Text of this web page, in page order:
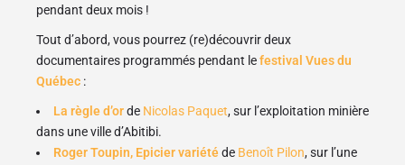
pendant deux mois !
Tout d’abord, vous pourrez (re)découvrir deux
documentaires programmés pendant lefestival Vues du
Québec :
La règle d’orde Nicolas Paquet, sur l’exploitation minière
dans une ville d’Abitibi.
Roger Toupin, Epicier variétéde Benoît Pilon, sur l’une